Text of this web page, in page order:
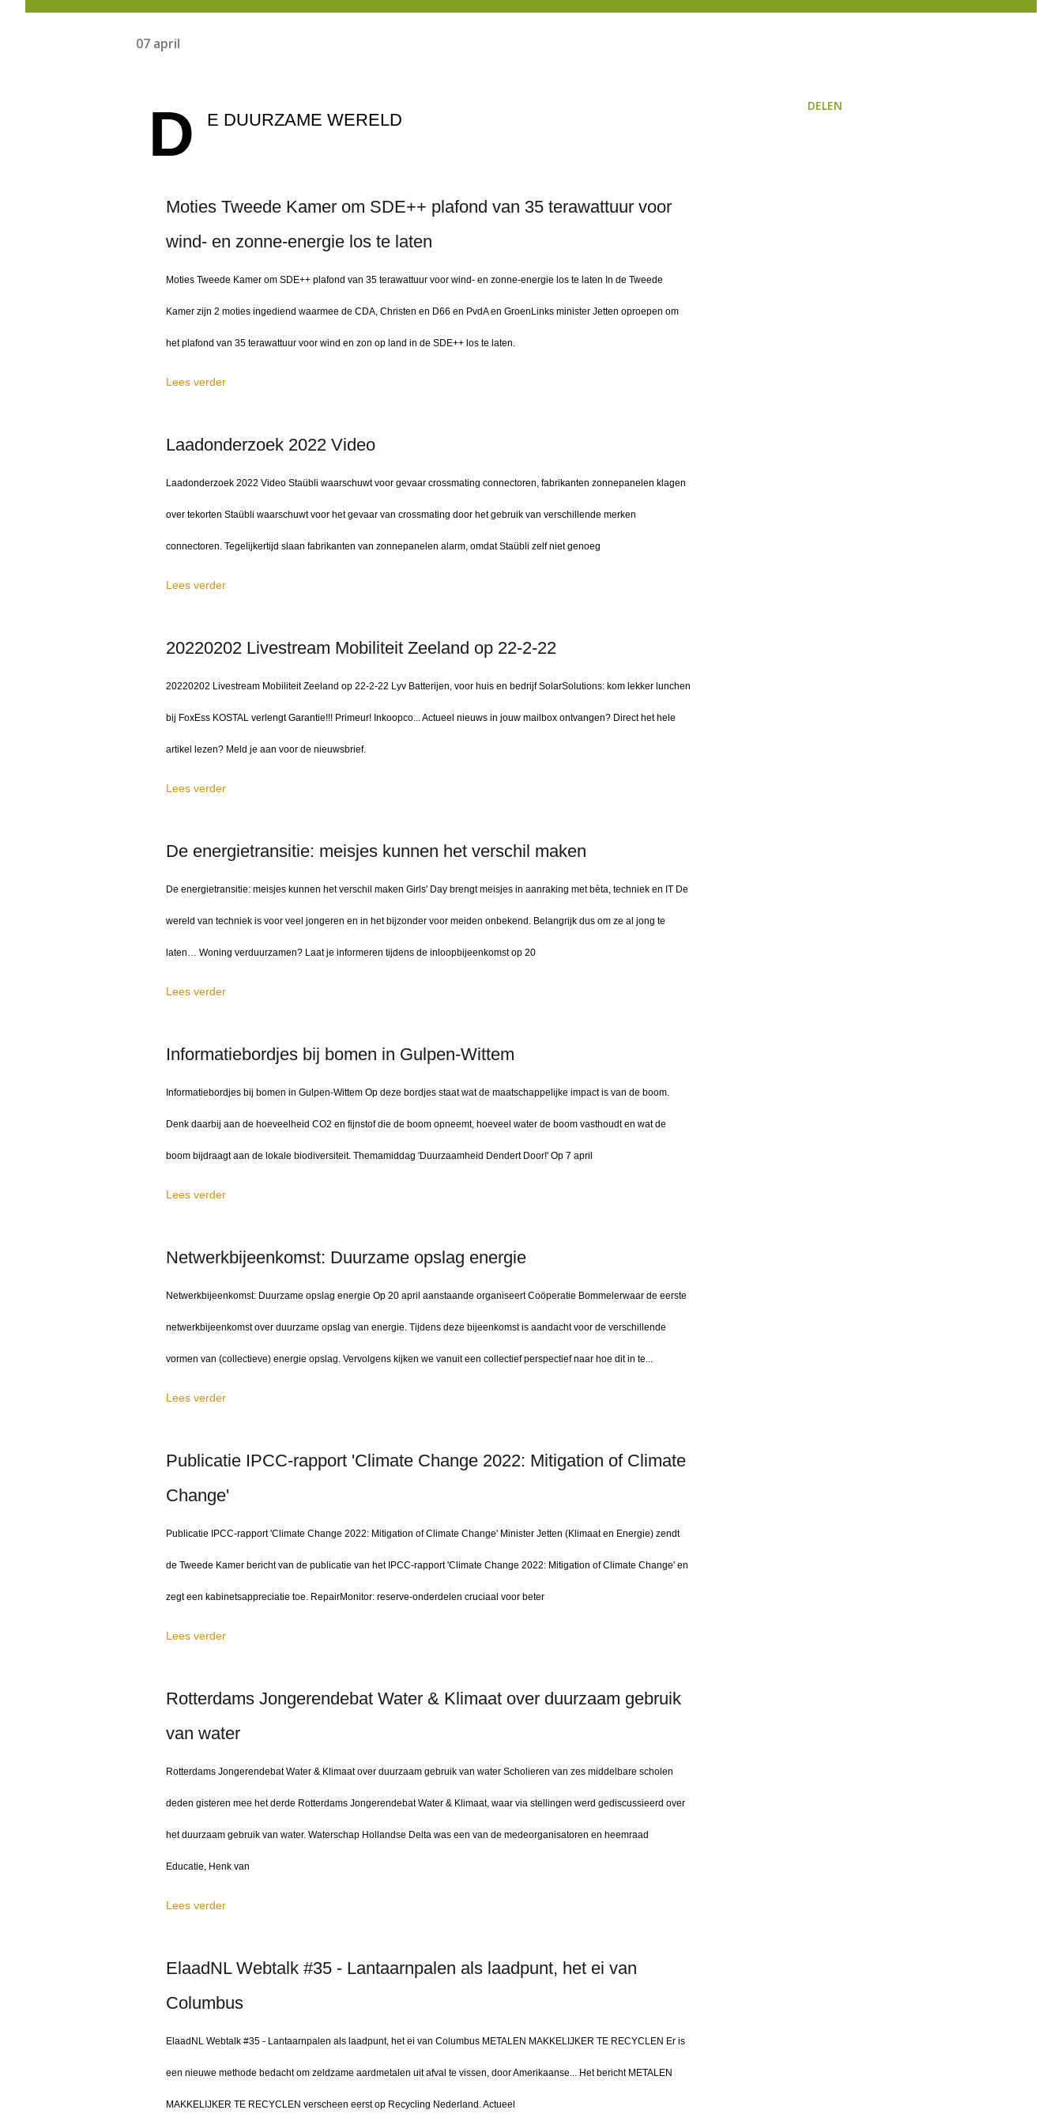
07 april
D E DUURZAME WERELD
Moties Tweede Kamer om SDE++ plafond van 35 terawattuur voor
wind- en zonne-energie los te laten
Moties Tweede Kamer om SDE++ plafond van 35 terawattuur voor wind- en zonne-energie los te laten In de Tweede
Kamer zijn 2 moties ingediend waarmee de CDA, Christen en D66 en PvdA en GroenLinks minister Jetten oproepen om
het plafond van 35 terawattuur voor wind en zon op land in de SDE++ los te laten.
Lees verder
Laadonderzoek 2022 Video
Laadonderzoek 2022 Video Staübli waarschuwt voor gevaar crossmating connectoren, fabrikanten zonnepanelen klagen
over tekorten Staübli waarschuwt voor het gevaar van crossmating door het gebruik van verschillende merken
connectoren. Tegelijkertijd slaan fabrikanten van zonnepanelen alarm, omdat Staübli zelf niet genoeg
Lees verder
20220202 Livestream Mobiliteit Zeeland op 22-2-22
20220202 Livestream Mobiliteit Zeeland op 22-2-22 Lyv Batterijen, voor huis en bedrijf SolarSolutions: kom lekker lunchen
bij FoxEss KOSTAL verlengt Garantie!!! Primeur! Inkoopco... Actueel nieuws in jouw mailbox ontvangen? Direct het hele
artikel lezen? Meld je aan voor de nieuwsbrief.
Lees verder
De energietransitie: meisjes kunnen het verschil maken
De energietransitie: meisjes kunnen het verschil maken Girls' Day brengt meisjes in aanraking met bèta, techniek en IT De
wereld van techniek is voor veel jongeren en in het bijzonder voor meiden onbekend. Belangrijk dus om ze al jong te
laten… Woning verduurzamen? Laat je informeren tijdens de inloopbijeenkomst op 20
Lees verder
Informatiebordjes bij bomen in Gulpen-Wittem
Informatiebordjes bij bomen in Gulpen-Wittem Op deze bordjes staat wat de maatschappelijke impact is van de boom.
Denk daarbij aan de hoeveelheid CO2 en fijnstof die de boom opneemt, hoeveel water de boom vasthoudt en wat de
boom bijdraagt aan de lokale biodiversiteit. Themamiddag 'Duurzaamheid Dendert Door!' Op 7 april
Lees verder
Netwerkbijeenkomst: Duurzame opslag energie
Netwerkbijeenkomst: Duurzame opslag energie Op 20 april aanstaande organiseert Coöperatie Bommelerwaar de eerste
netwerkbijeenkomst over duurzame opslag van energie. Tijdens deze bijeenkomst is aandacht voor de verschillende
vormen van (collectieve) energie opslag. Vervolgens kijken we vanuit een collectief perspectief naar hoe dit in te...
Lees verder
Publicatie IPCC-rapport 'Climate Change 2022: Mitigation of Climate
Change'
Publicatie IPCC-rapport 'Climate Change 2022: Mitigation of Climate Change' Minister Jetten (Klimaat en Energie) zendt
de Tweede Kamer bericht van de publicatie van het IPCC-rapport 'Climate Change 2022: Mitigation of Climate Change' en
zegt een kabinetsappreciatie toe. RepairMonitor: reserve-onderdelen cruciaal voor beter
Lees verder
Rotterdams Jongerendebat Water & Klimaat over duurzaam gebruik
van water
Rotterdams Jongerendebat Water & Klimaat over duurzaam gebruik van water Scholieren van zes middelbare scholen
deden gisteren mee het derde Rotterdams Jongerendebat Water & Klimaat, waar via stellingen werd gediscussieerd over
het duurzaam gebruik van water. Waterschap Hollandse Delta was een van de medeorganisatoren en heemraad
Educatie, Henk van
Lees verder
ElaadNL Webtalk #35 - Lantaarnpalen als laadpunt, het ei van
Columbus
ElaadNL Webtalk #35 - Lantaarnpalen als laadpunt, het ei van Columbus METALEN MAKKELIJKER TE RECYCLEN Er is
een nieuwe methode bedacht om zeldzame aardmetalen uit afval te vissen, door Amerikaanse... Het bericht METALEN
MAKKELIJKER TE RECYCLEN verscheen eerst op Recycling Nederland. Actueel
DELEN